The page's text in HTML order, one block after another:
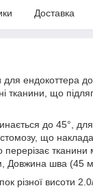
Доставка
ендокоттера
тканини, що
до 45°, для
що
тканини
Довжина шва (45
різної висоти